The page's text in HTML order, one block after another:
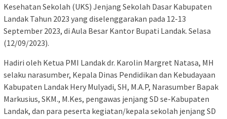
Kesehatan Sekolah (UKS) Jenjang Sekolah Dasar Kabupaten
Landak Tahun 2023 yang diselenggarakan pada 12-13
September 2023, di Aula Besar Kantor Bupati Landak. Selasa
(12/09/2023).
Hadiri oleh Ketua PMI Landak dr. Karolin Margret Natasa, MH
selaku narasumber, Kepala Dinas Pendidikan dan Kebudayaan
Kabupaten Landak Hery Mulyadi, SH, M.A.P, Narasumber Bapak
Markusius, SKM., M.Kes, pengawas jenjang SD se-Kabupaten
Landak, dan para peserta kegiatan/kepala sekolah jenjang SD